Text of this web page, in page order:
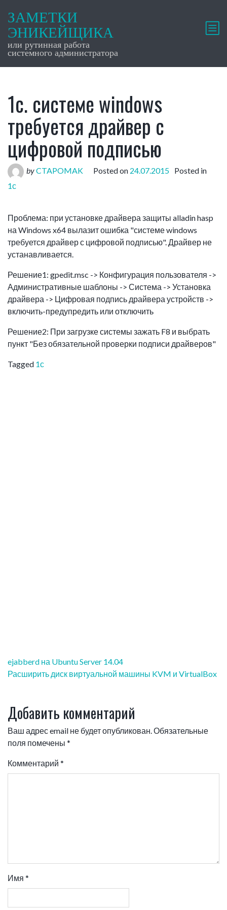
ЗАМЕТКИ
ЭНИКЕЙЩИКА
или рутинная работа
системного администратора
1с. системе windows
требуется драйвер с
цифровой подписью
byCTAPOMAK Posted on 24.07.2015 Posted in
1с
Проблема: при установке драйвера защиты alladin hasp
на Windows x64 вылазит ошибка "системе windows
требуется драйвер с цифровой подписью". Драйвер не
устанавливается.
Решение1: gpedit.msc -> Конфигурация пользователя ->
Административные шаблоны -> Система -> Установка
драйвера -> Цифровая подпись драйвера устройств ->
включить-предупредить или отключить
Решение2: При загрузке системы зажать F8 и выбрать
пункт "Без обязательной проверки подписи драйверов"
Tagged 1с
Навигация
по
ejabberd на Ubuntu Server 14.04
Расширить диск виртуальной машины KVM и VirtualBox
Добавить комментарий
Ваш адрес email не будет опубликован.Обязательные
поля помечены *
Комментарий *
Имя *